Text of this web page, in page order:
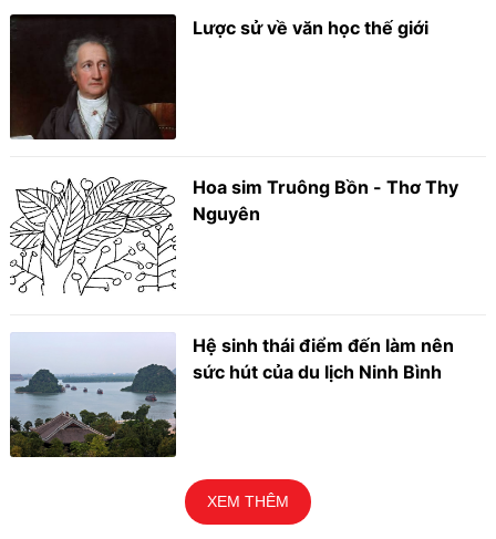
Lược sử về văn học thế giới
Hoa sim Truông Bồn - Thơ Thy
Nguyên
Hệ sinh thái điểm đến làm nên
sức hút của du lịch Ninh Bình
XEM THÊM